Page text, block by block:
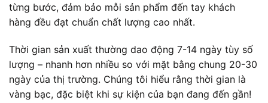
từng bước, đảm bảo mỗi sản phẩm đến tay khách
hàng đều đạt chuẩn chất lượng cao nhất.
Thời gian sản xuất thường dao động 7-14 ngày tùy số
lượng – nhanh hơn nhiều so với mặt bằng chung 20-30
ngày của thị trường. Chúng tôi hiểu rằng thời gian là
vàng bạc, đặc biệt khi sự kiện của bạn đang đến gần!